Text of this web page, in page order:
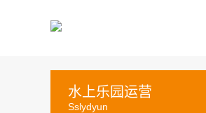
水上乐园运营
Sslydyun